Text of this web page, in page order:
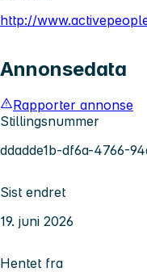
http://
Annonsedata
Rapporter annonse
Stillingsnummer
ddadde1b-df6a-4766-
Sist endret
19. juni 2026
Hentet fra